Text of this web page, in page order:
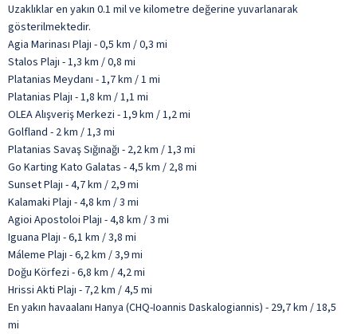
Uzaklıklar en yakın 0.1 mil ve kilometre değerine yuvarlanarak
gösterilmektedir.
Agia Marinası Plajı - 0,5 km / 0,3 mi
Stalos Plajı - 1,3 km / 0,8 mi
Platanias Meydanı - 1,7 km / 1 mi
Platanias Plajı - 1,8 km / 1,1 mi
OLEA Alışveriş Merkezi - 1,9 km / 1,2 mi
Golfland - 2 km / 1,3 mi
Platanias Savaş Sığınağı - 2,2 km / 1,3 mi
Go Karting Kato Galatas - 4,5 km / 2,8 mi
Sunset Plajı - 4,7 km / 2,9 mi
Kalamaki Plajı - 4,8 km / 3 mi
Agioi Apostoloi Plajı - 4,8 km / 3 mi
Iguana Plajı - 6,1 km / 3,8 mi
Máleme Plajı - 6,2 km / 3,9 mi
Doğu Körfezi - 6,8 km / 4,2 mi
Hrissi Akti Plajı - 7,2 km / 4,5 mi
En yakın havaalanı Hanya (CHQ-Ioannis Daskalogiannis) - 29,7 km / 18,5
mi